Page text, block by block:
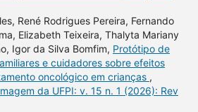
René Rodrigues Pereira, Fernando
Elizabeth Teixeira, Thalyta Mariany
Igor da Silva Bomfim, Protótipo de
e cuidadores sobre efeitos
oncológico em crianças ,
da UFPI: v. 15 n. 1 (2026): Rev